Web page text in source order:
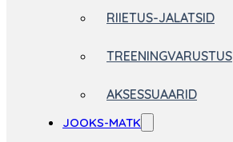
RIIETUS-JALATSID
TREENINGVARUSTUS
AKSESSUAARID
JOOKS-MATK